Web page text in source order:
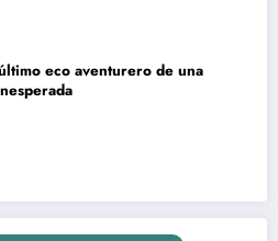
eco aventurero de una